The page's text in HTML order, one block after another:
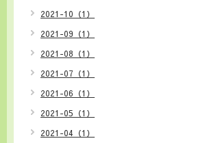
2021-10（1）
2021-09（1）
2021-08（1）
2021-07（1）
2021-06（1）
2021-05（1）
2021-04（1）